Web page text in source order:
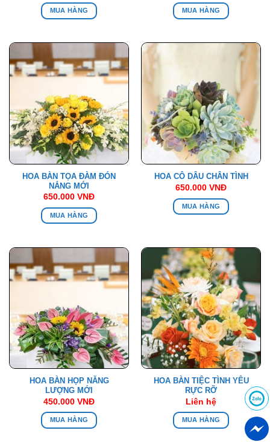
MUA HÀNG MUA HÀNG
HOA BÀN TỌA ĐÀM ĐÓN
NẮNG MỚI
650.000 VNĐ
MUA HÀNG
HOA CÔ DÂU CHÂN TÌNH
650.000 VNĐ
MUA HÀNG
HOA BÀN HỌP NĂNG
LƯỢNG MỚI
450.000 VNĐ
MUA HÀNG
HOA BÀN TIỆC TÌNH YÊU
RỰC RỠ
Liên hệ
MUA HÀNG